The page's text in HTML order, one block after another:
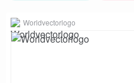
Worldvectorlogo